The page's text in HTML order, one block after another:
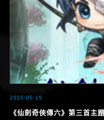
2015-05-19
《仙劍奇俠傳六》第三首主